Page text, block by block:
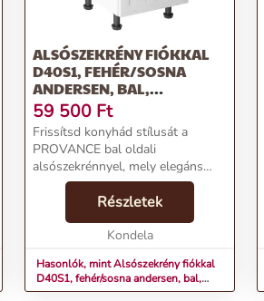
ALSÓSZEKRÉNY FIÓKKAL
D40S1, FEHÉR/SOSNA
ANDERSEN, BAL,
PROVANCE
59 500 Ft
Frissítsd konyhád stílusát a
PROVANCE bal oldali
alsószekrénnyel, mely elegáns
fehér színével és praktikus
fiókjával tökéletes
választás.Termékjellemzők:Név:
Alsószekrény fiókkal D40S1,
Részletek
Kondela
Hasonlók, mint Alsószekrény fiókkal
D40S1, fehér/sosna andersen, bal,
PROVANCE